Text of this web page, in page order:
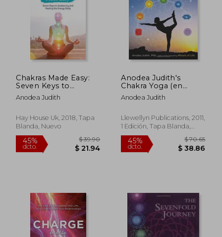
45% 40%
Chakras Made Easy:
Seven Keys to
Awakening and
Healing the Energy
Anodea Judith
Hay House Uk, 2018, Tapa
Blanda, Nuevo
Anodea Judith's
Chakra Yoga (en
Inglés)
Anodea Judith
Llewellyn Publications, 2011,
1 Edición, Tapa Blanda,
Nuevo